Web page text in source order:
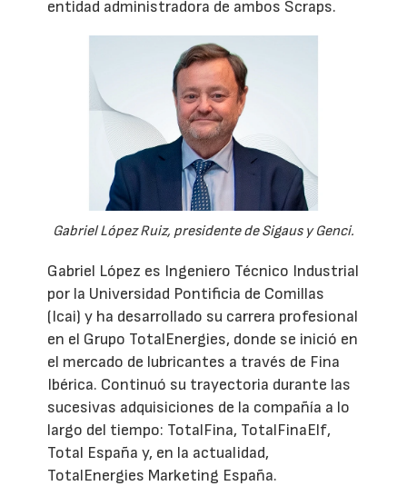
entidad administradora de ambos Scraps.
Gabriel López Ruiz, presidente de Sigaus y Genci.
Gabriel López es Ingeniero Técnico Industrial
por la Universidad Pontificia de Comillas
(Icai) y ha desarrollado su carrera profesional
en el Grupo TotalEnergies, donde se inició en
el mercado de lubricantes a través de Fina
Ibérica. Continuó su trayectoria durante las
sucesivas adquisiciones de la compañía a lo
largo del tiempo: TotalFina, TotalFinaElf,
Total España y, en la actualidad,
TotalEnergies Marketing España.